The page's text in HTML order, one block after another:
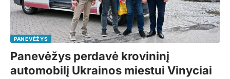
PANEVĖŽYS
Panevėžys perdavė krovininį
automobilį Ukrainos miestui Vinyciai